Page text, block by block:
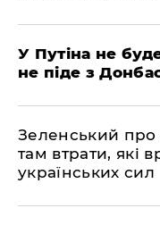
У Путіна не
не піде з
Зеленський
там втрати, які
українських сил